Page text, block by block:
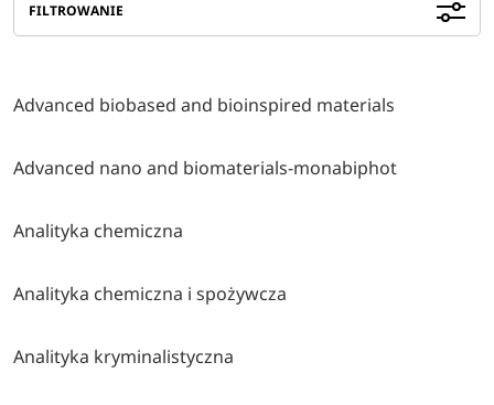
FILTROWANIE
Advanced biobased and bioinspired materials
Advanced nano and biomaterials-monabiphot
Analityka chemiczna
Analityka chemiczna i spożywcza
Analityka kryminalistyczna